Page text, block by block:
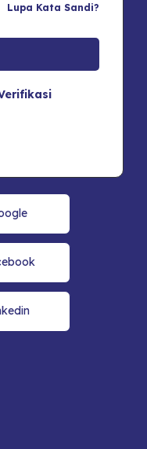
Lupa Kata Sandi?